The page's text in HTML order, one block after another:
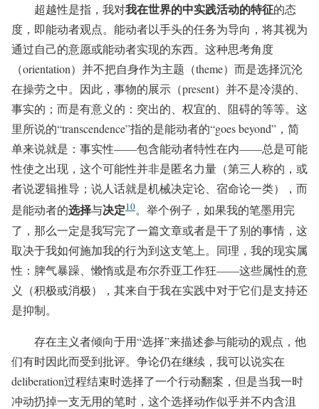
超越性是指，我对我在世界的中实践活动的特征的态
度，即能动者观点。能动者以手头的任务为导向，将其视为
通过自己的意愿或能动者实现的东西。这种思考角度
（orientation）并不把自身作为主题（theme）而是选择沉沦
在操劳之中。因此，事物的展示（present）并不是冷漠的、
事实的；而是有意义的：突出的、权宜的、阻碍的等等。这
里所说的“transcendence”指的是能动者的“goes beyond”，简
单来说就是：事实性——包含能动者特性在内——总是可能
性使之出现，这个可能性并非是匿名力量（第三人称的，或
者说逻辑推导；说人话就是机械决定论、宿命论一类），而
是能动者的选择与决定10。举个例子，如果我的笔墨用完
了，那么一定是我写完了一篇文章或者是干了别的事情，这
取决于我如何施加我的行为到这支笔上。同理，我的现实属
性：脾气暴躁、懒惰或是布尔乔亚工作狂——这些属性的意
义（积极或消极），其来自于我在实践中对于它们是支持还
是抑制。
存在主义者倾向于用“选择”来描述参与能动的观点，他
们有时因此而受到批评。争论仍在继续，我可以说实在
deliberation过程结束时选择了一个行动翻案，但是当我一时
冲动扔掉一支无用的笔时，这个选择动作似乎并不内含沮